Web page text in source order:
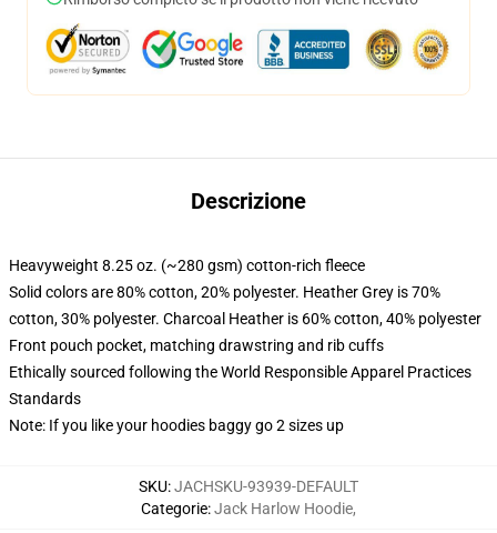
Descrizione
Heavyweight 8.25 oz. (~280 gsm) cotton-rich fleece
Solid colors are 80% cotton, 20% polyester. Heather Grey is 70%
cotton, 30% polyester. Charcoal Heather is 60% cotton, 40% polyester
Front pouch pocket, matching drawstring and rib cuffs
Ethically sourced following the World Responsible Apparel Practices
Standards
Note: If you like your hoodies baggy go 2 sizes up
SKU:JACHSKU-93939-DEFAULT
Categorie:Jack Harlow Hoodie,